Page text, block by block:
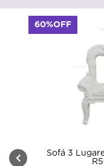
Sofá 3
60%OFF